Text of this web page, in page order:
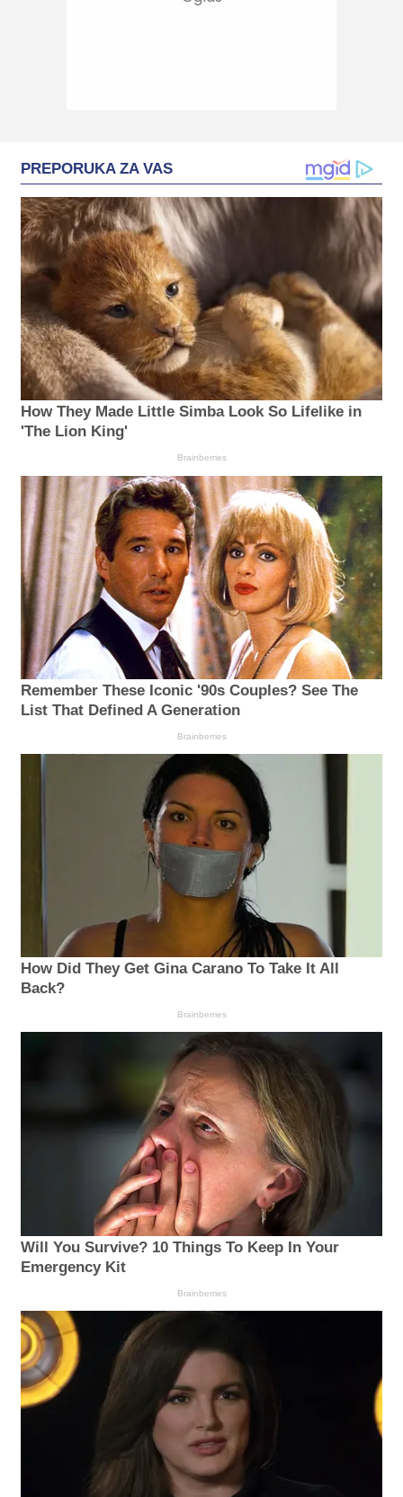
PREPORUKA ZA VAS
How They Made Little Simba Look So Lifelike in
'The Lion King'
Brainberries
Remember These Iconic '90s Couples? See The
List That Defined A Generation
Brainberries
How Did They Get Gina Carano To Take It All
Back?
Brainberries
Will You Survive? 10 Things To Keep In Your
Emergency Kit
Brainberries